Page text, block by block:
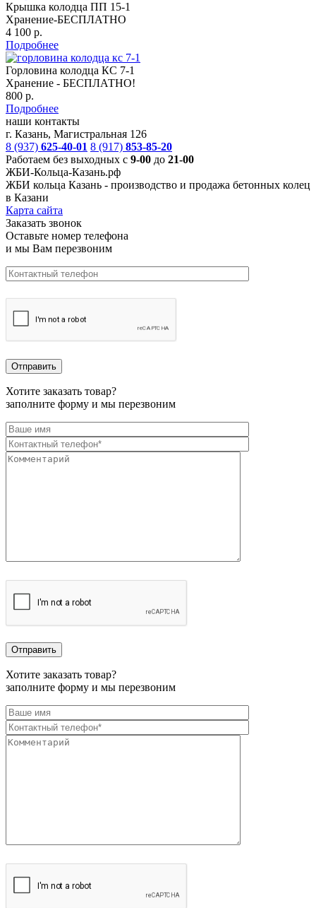
Крышка колодца ПП 15-1
Хранение-БЕСПЛАТНО
4 100 р.
Подробнее
Горловина колодца КС 7-1
Хранение - БЕСПЛАТНО!
800 р.
Подробнее
наши контакты
г. Казань, Магистральная 126
8 (937) 625-40-01 8 (917) 853-85-20
Работаем без выходных с 9-00 до 21-00
ЖБИ-Кольца-Казань.рф
ЖБИ кольца Казань - производство и продажа бетонных колец
в Казани
Карта сайта
Заказать звонок
Оставьте номер телефона
и мы Вам перезвоним
Хотите заказать товар?
заполните форму и мы перезвоним
Хотите заказать товар?
заполните форму и мы перезвоним